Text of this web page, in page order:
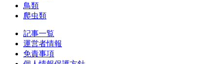
鳥類
爬虫類
記事一覧
運営者情報
免責事項